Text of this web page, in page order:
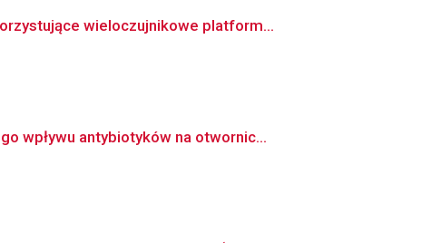
wieloczujnikowe platform...
wpływu antybiotyków na otwornic...